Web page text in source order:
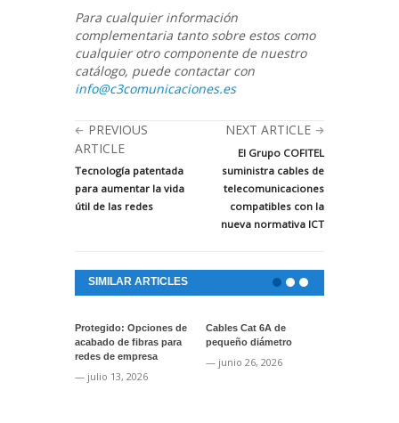
Para cualquier información
complementaria tanto sobre estos como
cualquier otro componente de nuestro
catálogo, puede contactar con
info@c3comunicaciones.es
PREVIOUS
ARTICLE
Tecnología patentada
para aumentar la vida
útil de las redes
NEXT ARTICLE
El Grupo COFITEL
suministra cables de
telecomunicaciones
compatibles con la
nueva normativa ICT
SIMILAR ARTICLES
Protegido: Opciones de
acabado de fibras para
redes de empresa
— julio 13, 2026
Cables Cat 6A de
pequeño diámetro
— junio 26, 2026